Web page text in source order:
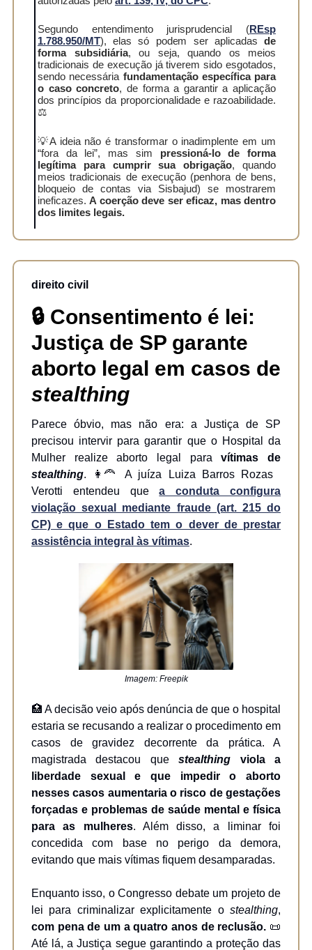
Segundo entendimento jurisprudencial (REsp
1.788.950/MT), elas só podem ser aplicadas de
forma subsidiária, ou seja, quando os meios
tradicionais de execução já tiverem sido esgotados,
sendo necessária fundamentação específica para
o caso concreto, de forma a garantir a aplicação
dos princípios da proporcionalidade e razoabilidade.
⚖️
💡A ideia não é transformar o inadimplente em um
“fora da lei”, mas sim pressioná-lo de forma
legítima para cumprir sua obrigação, quando
meios tradicionais de execução (penhora de bens,
bloqueio de contas via Sisbajud) se mostrarem
ineficazes.A coerção deve ser eficaz, mas dentro
dos limites legais.
direito civil
🔒 Consentimento é lei:
Justiça de SP garante
aborto legal em casos de
stealthing
Parece óbvio, mas não era: a Justiça de SP
precisou intervir para garantir que o Hospital da
Mulher realize aborto legal paravítimas de
stealthing. 👩‍🦰 A juíza Luiza Barros Rozas
Verotti entendeu quea conduta configura
violação sexual mediante fraude (art. 215 do
CP) e que o Estado tem o dever de prestar
assistência integral às vítimas.
Imagem: Freepik
🏥 A decisão veio após denúncia de que o hospital
estaria se recusando a realizar o procedimento em
casos de gravidez decorrente da prática. A
magistrada destacou questealthing viola a
liberdade sexual e que impedir o aborto
nesses casos aumentaria o risco de gestações
forçadas e problemas de saúde mental e física
para as mulheres. Além disso, a liminar foi
concedida com base no perigo da demora,
evitando que mais vítimas fiquem desamparadas.
Enquanto isso, o Congresso debate um projeto de
lei para criminalizar explicitamente o stealthing,
com pena de um a quatro anos de reclusão. 📜
Até lá, a Justiça segue garantindo a proteção das